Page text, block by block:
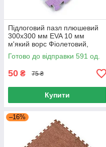
Підлоговий пазл плюшевий
300х300 мм EVA 10 мм
м'який ворс Фіолетовий,
Дитячий килимок
антиковзний
Готово до відправки 591 од.
50 ₴ 75 ₴
Купити
–16%